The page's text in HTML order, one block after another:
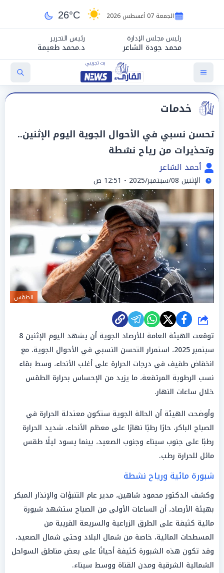
الجمعة 07 أغسطس 2026 26°C
رئيس مجلس الإدارة
محمد جودة الشاعر
رئيس التحرير
د.محمد طعيمة
خدمات
تحسن نسبي في الأحوال الجوية اليوم الإثنين..
وتحذيرات من رياح نشطة
أحمد الشاعر
الإثنين 08/سبتمبر/2025 - 12:51 ص
الطقس
شارك
توقعت الهيئة العامة للأرصاد الجوية أن يشهد اليوم الإثنين 8
سبتمبر 2025، استمرار التحسن النسبي في الأحوال الجوية، مع
انخفاض طفيف في درجات الحرارة على أغلب الأنحاء، وسط بقاء
نسب الرطوبة المرتفعة، ما يزيد من الإحساس بحرارة الطقس
خلال ساعات النهار.
وأوضحت الهيئة أن الحالة الجوية ستكون معتدلة الحرارة في
الصباح الباكر، حارًا رطبًا نهارًا على معظم الأنحاء، شديد الحرارة
رطبًا على جنوب سيناء وجنوب الصعيد، بينما يسود ليلًا طقس
مائل للحرارة رطب.
شبورة مائية ورياح نشطة
وكشف الدكتور محمود شاهين، مدير عام التنبؤات والإنذار المبكر
بهيئة الأرصاد، أن الساعات الأولى من الصباح ستشهد شبورة
مائية كثيفة على الطرق الزراعية والسريعة القريبة من
المسطحات المائية، خاصة من شمال البلاد وحتى شمال الصعيد،
وقد تكون هذه الشبورة كثيفة أحيانًا على بعض مناطق السواحل
الشمالية الشرقية ومدن القناة ووسط سيناء.